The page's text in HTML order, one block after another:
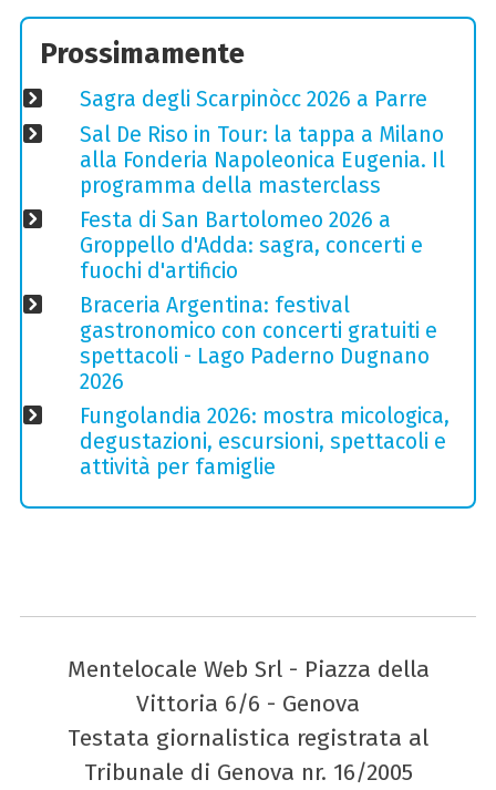
Prossimamente
Sagra degli Scarpinòcc 2026 a Parre
Sal De Riso in Tour: la tappa a Milano
alla Fonderia Napoleonica Eugenia. Il
programma della masterclass
Festa di San Bartolomeo 2026 a
Groppello d'Adda: sagra, concerti e
fuochi d'artificio
Braceria Argentina: festival
gastronomico con concerti gratuiti e
spettacoli - Lago Paderno Dugnano
2026
Fungolandia 2026: mostra micologica,
degustazioni, escursioni, spettacoli e
attività per famiglie
Mentelocale Web Srl - Piazza della
Vittoria 6/6 - Genova
Testata giornalistica registrata al
Tribunale di Genova nr. 16/2005